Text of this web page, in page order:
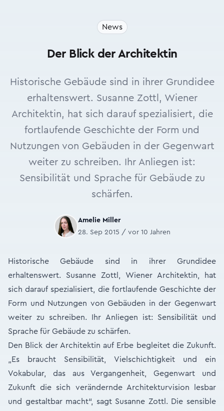
News
Der Blick der Architektin
Historische Gebäude sind in ihrer Grundidee
erhaltenswert. Susanne Zottl, Wiener
Architektin, hat sich darauf spezialisiert, die
fortlaufende Geschichte der Form und
Nutzungen von Gebäuden in der Gegenwart
weiter zu schreiben. Ihr Anliegen ist:
Sensibilität und Sprache für Gebäude zu
schärfen.
Amelie Miller
28. Sep 2015 / vor 10 Jahren
Historische Gebäude sind in ihrer Grundidee
erhaltenswert. Susanne Zottl, Wiener Architektin, hat
sich darauf spezialisiert, die fortlaufende Geschichte der
Form und Nutzungen von Gebäuden in der Gegenwart
weiter zu schreiben. Ihr Anliegen ist: Sensibilität und
Sprache für Gebäude zu schärfen.
Den Blick der Architektin auf Erbe begleitet die Zukunft.
„Es braucht Sensibilität, Vielschichtigkeit und ein
Vokabular, das aus Vergangenheit, Gegenwart und
Zukunft die sich verändernde Architekturvision lesbar
und gestaltbar macht“, sagt Susanne Zottl. Die sensible